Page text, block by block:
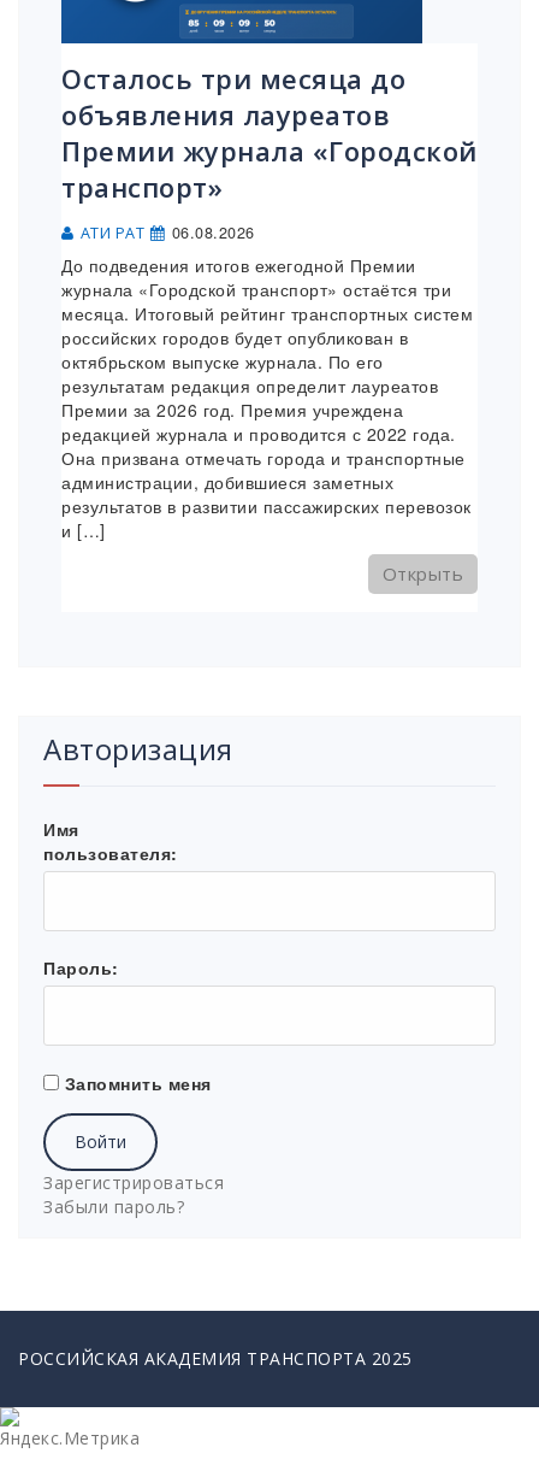
Осталось три месяца до
объявления лауреатов
Премии журнала «Городской
транспорт»
АТИ РАТ 06.08.2026
До подведения итогов ежегодной Премии
журнала «Городской транспорт» остаётся три
месяца. Итоговый рейтинг транспортных систем
российских городов будет опубликован в
октябрьском выпуске журнала. По его
результатам редакция определит лауреатов
Премии за 2026 год. Премия учреждена
редакцией журнала и проводится с 2022 года.
Она призвана отмечать города и транспортные
администрации, добившиеся заметных
результатов в развитии пассажирских перевозок
и […]
Открыть
Авторизация
Имя
пользователя:
Пароль:
Запомнить меня
Войти
Зарегистрироваться
Забыли пароль?
РОССИЙСКАЯ АКАДЕМИЯ ТРАНСПОРТА 2025